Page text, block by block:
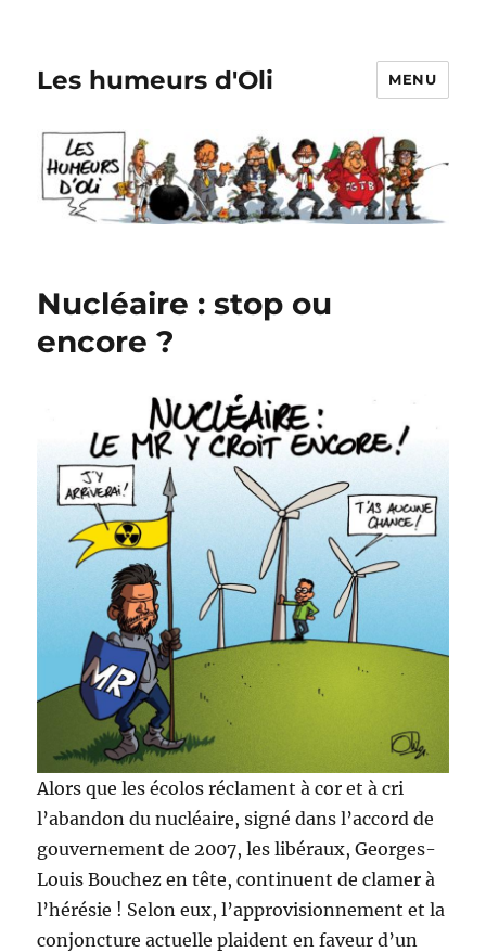
Les humeurs d'Oli MENU
Nucléaire : stop ou
encore ?
Alors que les écolos réclament à cor et à cri
l’abandon du nucléaire, signé dans l’accord de
gouvernement de 2007, les libéraux, Georges-
Louis Bouchez en tête, continuent de clamer à
l’hérésie ! Selon eux, l’approvisionnement et la
conjoncture actuelle plaident en faveur d’un